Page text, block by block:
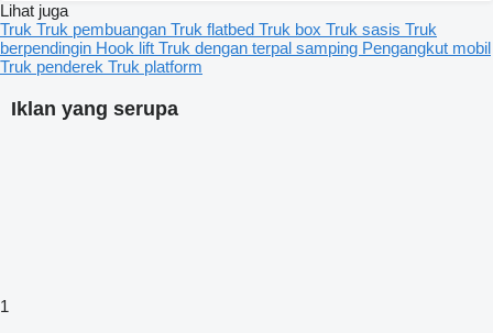
Iklan yang serupa
1
Lihat juga
Truk Truk pembuangan Truk flatbed Truk box Truk sasis Truk
berpendingin Hook lift Truk dengan terpal samping Pengangkut mobil
Truk penderek Truk platform